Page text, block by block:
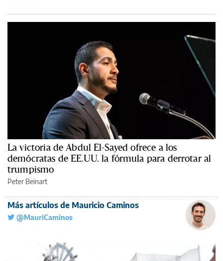
La victoria de Abdul El-Sayed ofrece a los
demócratas de EE.UU. la fórmula para derrotar al
trumpismo
Peter Beinart
Más artículos de Mauricio Caminos
@MauriCaminos